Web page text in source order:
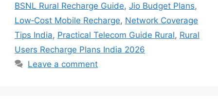
BSNL Rural Recharge Guide, Jio Budget Plans,
Low‑Cost Mobile Recharge, Network Coverage
Tips India, Practical Telecom Guide Rural, Rural
Users Recharge Plans India 2026
Leave a comment